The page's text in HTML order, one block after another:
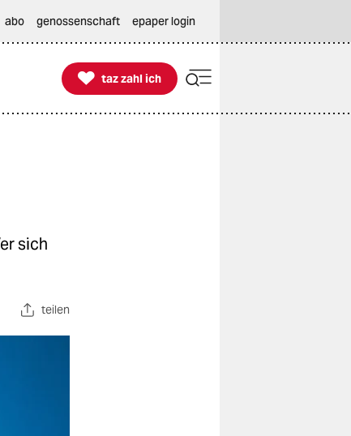
abo genossenschaft epaper login

taz zahl ich
taz zahl ich
sich
teilen